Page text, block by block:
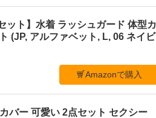
ト】水着 ラッシュガード 体型カ
(JP, アルファベット, L, 06 ネイビ
Amazonで購入
バー 可愛い 2点セット セクシー